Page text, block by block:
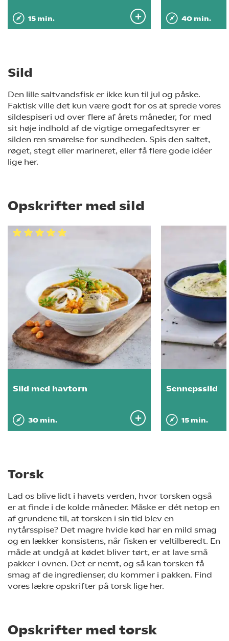
15 min. 40 min.
Sild
Den lille saltvandsfisk er ikke kun til jul og påske.
Faktisk ville det kun være godt for os at sprede vores
sildespiseri ud over flere af årets måneder, for med
sit høje indhold af de vigtige omegafedtsyrer er
silden ren smørelse for sundheden. Spis den saltet,
røget, stegt eller marineret, eller få flere gode idéer
lige her.
Opskrifter med sild
Sild med havtorn
30 min.
Sennepssild
15 min.
Torsk
Lad os blive lidt i havets verden, hvor torsken også
er at finde i de kolde måneder. Måske er dét netop en
af grundene til, at torsken i sin tid blev en
nytårsspise? Det magre hvide kød har en mild smag
og en lækker konsistens, når fisken er veltilberedt. En
måde at undgå at kødet bliver tørt, er at lave små
pakker i ovnen. Det er nemt, og så kan torsken få
smag af de ingredienser, du kommer i pakken. Find
vores lækre opskrifter på torsk lige her.
Opskrifter med torsk